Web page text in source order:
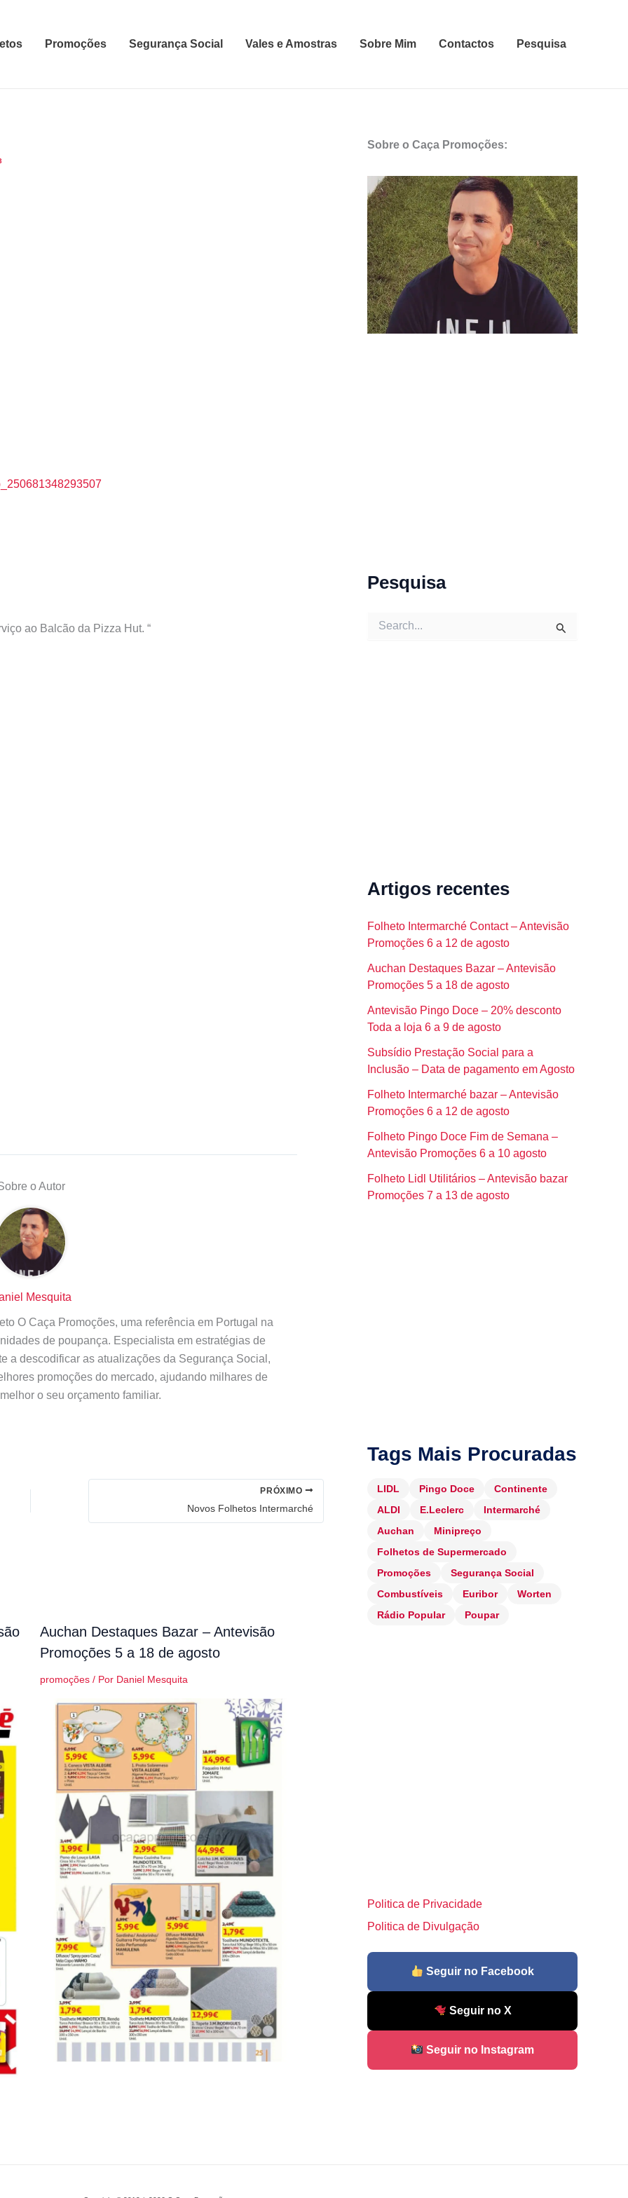
Promoções Segurança Social Vales e Amostras Sobre Mim Contactos Pesquisa
ao Balcão da Pizza Hut. “
o Autor
Mesquita
O Caça Promoções, uma referência em Portugal na
de poupança. Especialista em estratégias de
a descodificar as atualizações da Segurança Social,
promoções do mercado, ajudando milhares de
o seu orçamento familiar.
PRÓXIMO
Novos Folhetos Intermarché
Auchan Destaques Bazar – Antevisão
Promoções 5 a 18 de agosto
promoções/ Por Daniel Mesquita
Sobre o Caça Promoções:
Pesquisa
Artigos recentes
Folheto Intermarché Contact – Antevisão
Promoções 6 a 12 de agosto
Auchan Destaques Bazar – Antevisão
Promoções 5 a 18 de agosto
Antevisão Pingo Doce – 20% desconto
Toda a loja 6 a 9 de agosto
Subsídio Prestação Social para a
Inclusão – Data de pagamento em Agosto
Folheto Intermarché bazar – Antevisão
Promoções 6 a 12 de agosto
Folheto Pingo Doce Fim de Semana –
Antevisão Promoções 6 a 10 agosto
Folheto Lidl Utilitários – Antevisão bazar
Promoções 7 a 13 de agosto
Tags Mais Procuradas
LIDL Pingo Doce
Continente
ALDI
E.Leclerc
Intermarché
Auchan
Minipreço
Folhetos de Supermercado
Promoções
Segurança Social
Combustíveis
Euribor
Worten
Rádio Popular
Poupar
Politica de Privacidade
Politica de Divulgação
Seguir no Facebook
Seguir no X
Seguir no Instagram